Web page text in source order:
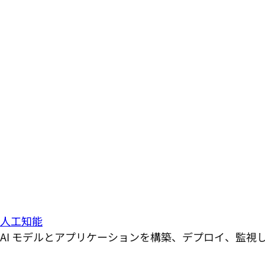
人工知能
AI モデルとアプリケーションを構築、デプロイ、監視